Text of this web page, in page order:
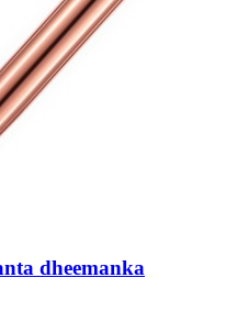
dheemanka